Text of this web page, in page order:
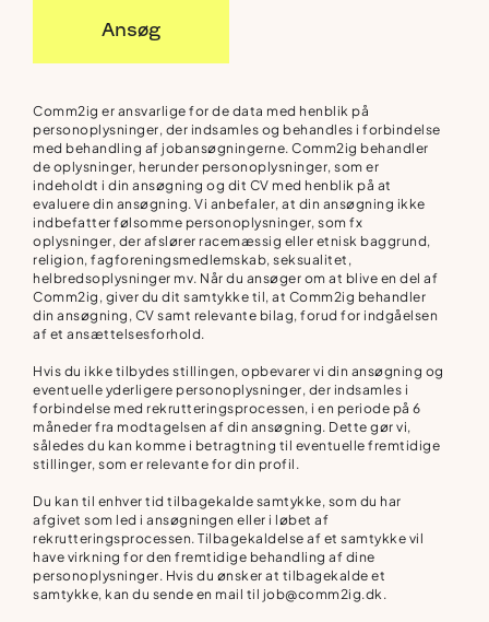
Ansøg
Comm2ig er ansvarlige for de data med henblik på
personoplysninger, der indsamles og behandles i forbindelse
med behandling af jobansøgningerne. Comm2ig behandler
de oplysninger, herunder personoplysninger, som er
indeholdt i din ansøgning og dit CV med henblik på at
evaluere din ansøgning. Vi anbefaler, at din ansøgning ikke
indbefatter følsomme personoplysninger, som fx
oplysninger, der afslører racemæssig eller etnisk baggrund,
religion, fagforeningsmedlemskab, seksualitet,
helbredsoplysninger mv. Når du ansøger om at blive en del af
Comm2ig, giver du dit samtykke til, at Comm2ig behandler
din ansøgning, CV samt relevante bilag, forud for indgåelsen
af et ansættelsesforhold.
Hvis du ikke tilbydes stillingen, opbevarer vi din ansøgning og
eventuelle yderligere personoplysninger, der indsamles i
forbindelse med rekrutteringsprocessen, i en periode på 6
måneder fra modtagelsen af din ansøgning. Dette gør vi,
således du kan komme i betragtning til eventuelle fremtidige
stillinger, som er relevante for din profil.
Du kan til enhver tid tilbagekalde samtykke, som du har
afgivet som led i ansøgningen eller i løbet af
rekrutteringsprocessen. Tilbagekaldelse af et samtykke vil
have virkning for den fremtidige behandling af dine
personoplysninger. Hvis du ønsker at tilbagekalde et
samtykke, kan du sende en mail til job@comm2ig.dk.